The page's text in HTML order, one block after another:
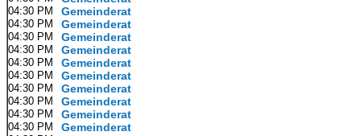
04:30 PM Gemeinderat
04:30 PM Gemeinderat
04:30 PM Gemeinderat
04:30 PM Gemeinderat
04:30 PM Gemeinderat
04:30 PM Gemeinderat
04:30 PM Gemeinderat
04:30 PM Gemeinderat
04:30 PM Gemeinderat
04:30 PM Gemeinderat